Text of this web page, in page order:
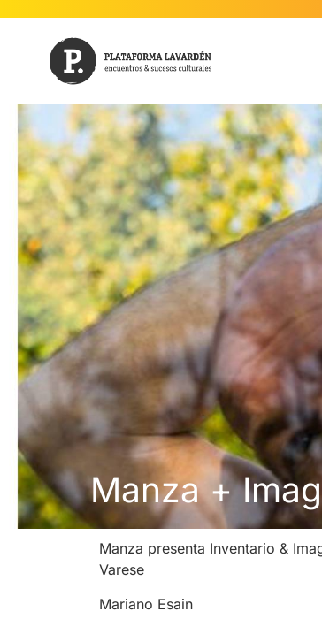
Manza +
Manza presenta Inventario &
Varese
Mariano Esain